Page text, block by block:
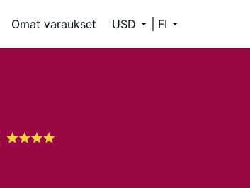
Omat varaukset USD FI